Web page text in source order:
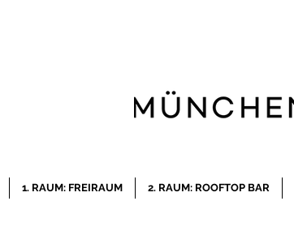
1. RAUM: FREIRAUM 2. RAUM: ROOFTOP BAR